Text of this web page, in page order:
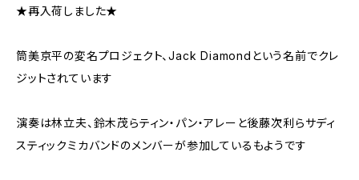
★再入荷しました★
筒美京平の変名プロジェクト、Jack Diamondという名前でクレ
ジットされています
演奏は林立夫、鈴木茂らティン・パン・アレーと後藤次利らサディ
スティックミカバンドのメンバーが参加しているもようです